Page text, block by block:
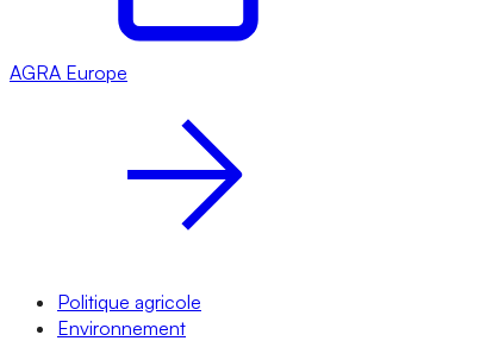
AGRA Europe
Politique agricole
Environnement